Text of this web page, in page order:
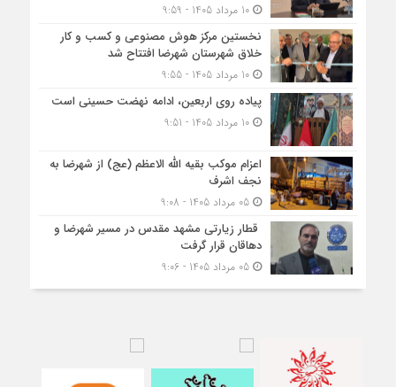
10 مرداد 1405 - 9:59
نخستین مرکز هوش مصنوعی و کسب‌ و کار
خلاق شهرستان شهرضا افتتاح شد
10 مرداد 1405 - 9:55
پیاده روی اربعین، ادامه نهضت حسینی است
10 مرداد 1405 - 9:51
اعزام موکب بقیه الله الاعظم (عج) از شهرضا به
نجف اشرف
05 مرداد 1405 - 9:08
قطار زیارتی مشهد مقدس در مسیر شهرضا و
دهاقان قرار گرفت
05 مرداد 1405 - 9:06